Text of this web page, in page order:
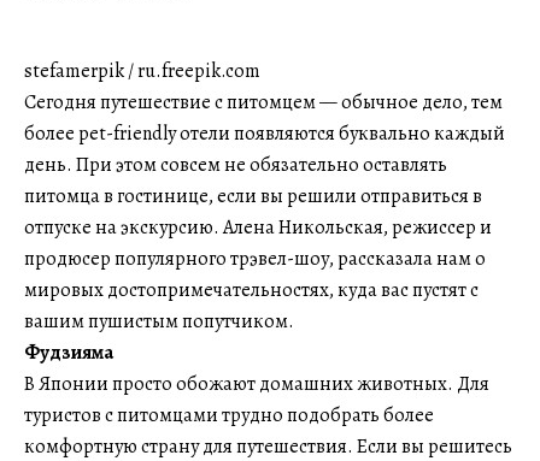
stefamerpik / ru.freepik.com
Сегодня путешествие с питомцем — обычное дело, тем
более pet-friendly отели появляются буквально каждый
день. При этом совсем не обязательно оставлять
питомца в гостинице, если вы решили отправиться в
отпуске на экскурсию. Алена Никольская, режиссер и
продюсер популярного трэвел-шоу, рассказала нам о
мировых достопримечательностях, куда вас пустят с
вашим пушистым попутчиком.
Фудзияма
В Японии просто обожают домашних животных. Для
туристов с питомцами трудно подобрать более
комфортную страну для путешествия. Если вы решитесь